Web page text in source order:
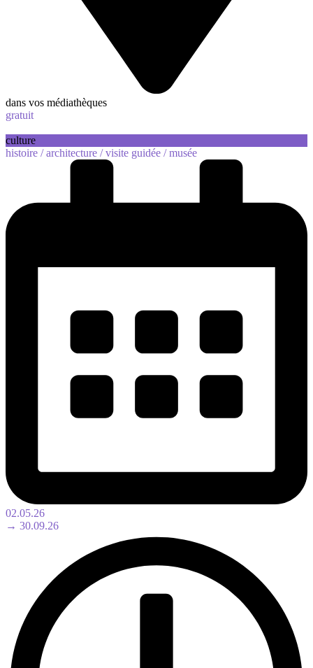
dans vos médiathèques
gratuit
culture
histoire /architecture /visite guidée /musée
02.05.26
→ 30.09.26